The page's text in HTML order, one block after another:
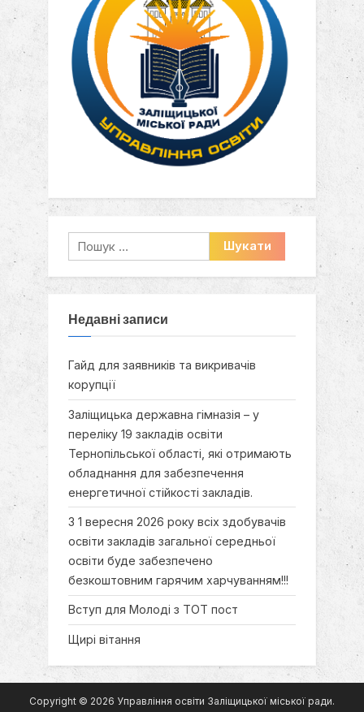
Пошук:
Недавні записи
Гайд для заявників та викривачів
корупції
Заліщицька державна гімназія – у
переліку 19 закладів освіти
Тернопільської області, які отримають
обладнання для забезпечення
енергетичної стійкості закладів.
З 1 вересня 2026 року всіх здобувачів
освіти закладів загальної середньої
освіти буде забезпечено
безкоштовним гарячим харчуванням!!!
Вступ для Молоді з ТОТ пост
Щирі вітання
Copyright © 2026 Управління освіти Заліщицької міської ради.